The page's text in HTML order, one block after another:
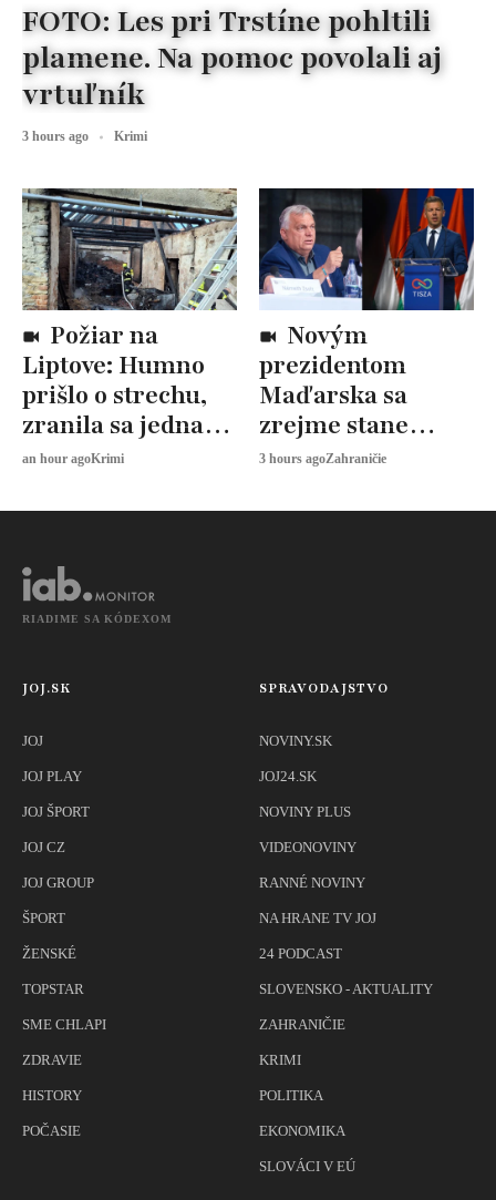
Liptove: Humno
prišlo o strechu,
zranila sa jedna
osoba
an hour agoKrimi
prezidentom
Maďarska sa
zrejme stane
András Baka.
bojkotuje
3 hours agoZahraničie
FOTO: Les pri Trstíne pohltili
plamene. Na pomoc povolali aj
vrtuľník
3 hours ago Krimi
RIADIME SA KÓDEXOM
JOJ.SK
JOJ
JOJ PLAY
JOJ ŠPORT
JOJ CZ
JOJ GROUP
ŠPORT
ŽENSKÉ
TOPSTAR
SME CHLAPI
ZDRAVIE
HISTORY
POČASIE
SPRAVODAJSTVO
NOVINY.SK
JOJ24.SK
NOVINY PLUS
VIDEONOVINY
RANNÉ NOVINY
NA HRANE TV JOJ
24 PODCAST
SLOVENSKO - AKTUALITY
ZAHRANIČIE
KRIMI
POLITIKA
EKONOMIKA
SLOVÁCI V EÚ